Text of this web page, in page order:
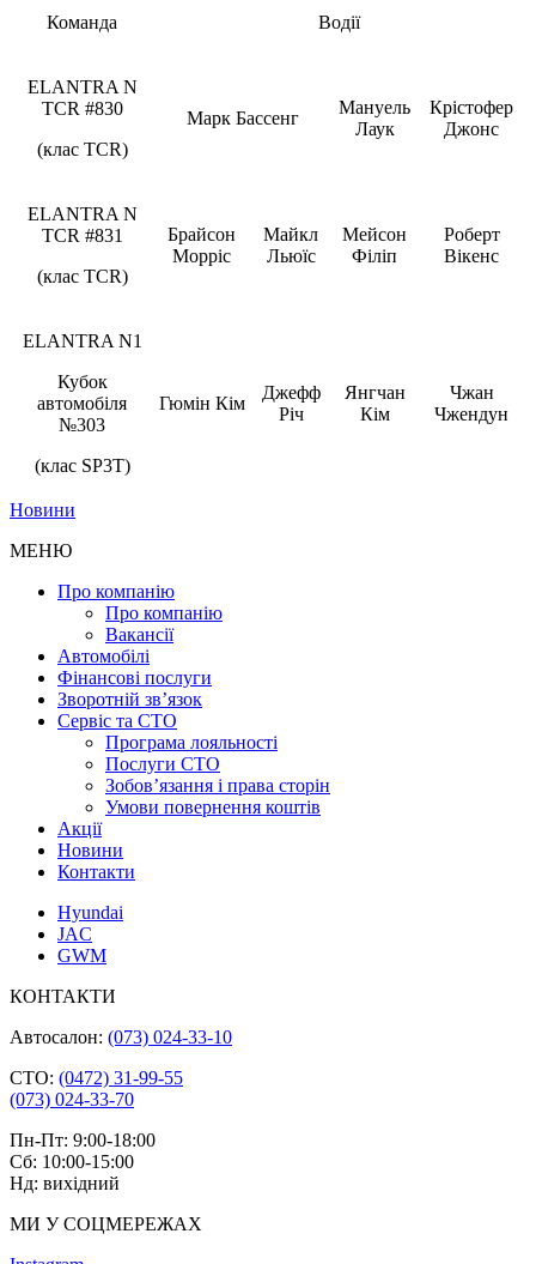
Команда Водії
ELANTRA N
TCR #830
(клас TCR)
Марк Бассенг
Мануель
Лаук
Крістофер
Джонс
ELANTRA N
TCR #831
(клас TCR)
Брайсон
Морріс
Майкл
Льюїс
Мейсон
Філіп
Роберт
Вікенс
ELANTRA N1
Кубок
автомобіля
№303
(клас SP3T)
Гюмін Кім
Джефф
Річ
Янгчан
Кім
Чжан
Чжендун
Новини
МЕНЮ
Про компанію
Про компанію
Вакансії
Автомобілі
Фінансові послуги
Зворотній зв’язок
Cервіс та СТО
Програма лояльності
Послуги СТО
Зобов’язання і права сторін
Умови повернення коштів
Акції
Новини
Контакти
Hyundai
JAC
GWM
КОНТАКТИ
Автосалон: (073) 024-33-10
СТО: (0472) 31-99-55
(073) 024-33-70
Пн-Пт: 9:00-18:00
Сб: 10:00-15:00
Нд: вихідний
МИ У СОЦМЕРЕЖАХ